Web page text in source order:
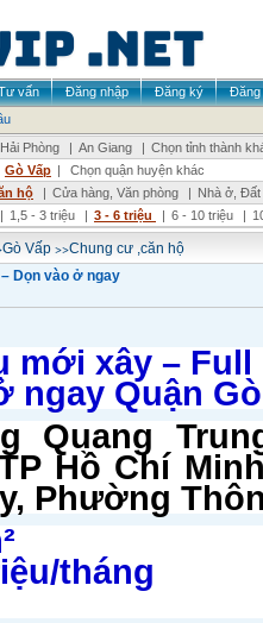
vấn Đăng nhập Đăng ký
Đăng
Hải Phòng | An Giang | Chọn tỉnh thành
Gò Vấp |
Chọn quận huyện khác
hộ | Cửa hàng, Văn phòng | Nhà ở,
| 1,5 - 3 triệu | 3 - 6 triệu | 6 - 10 triệu |
Gò Vấp >>Chung cư ,căn hộ
Dọn vào ở ngay
mới xây –
ngay Quận
Quang
Hồ Chí
Phường
tháng